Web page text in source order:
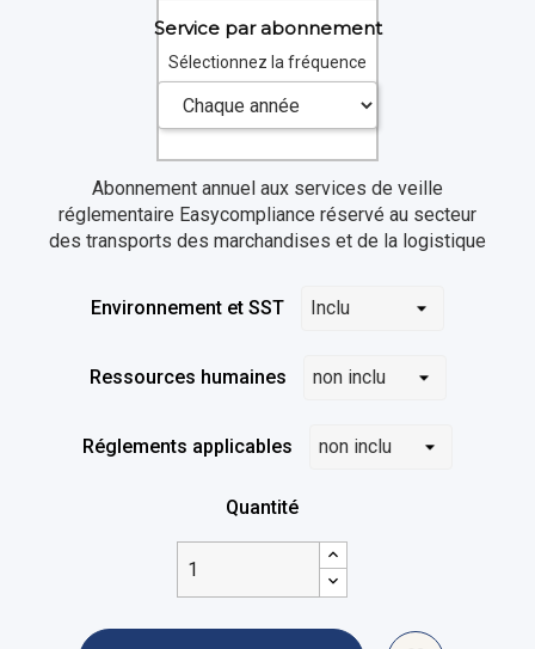
Service par abonnement
Sélectionnez la fréquence
Abonnement annuel aux services de veille
réglementaire Easycompliance réservé au secteur
des transports des marchandises et de la logistique
Environnement et SST
Ressources humaines
Réglements applicables
Quantité